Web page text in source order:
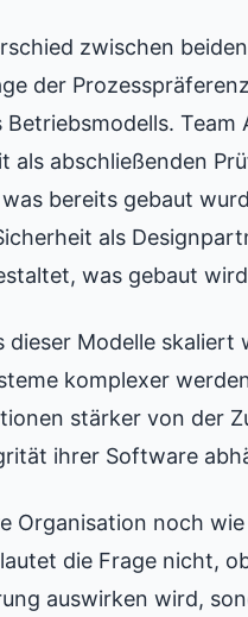
zwischen
der
Betriebsmodells. Team
als abschließenden
bereits gebaut
als
was gebaut
dieser Modelle skaliert
komplexer
stärker von der
ihrer Software
Organisation noch wie
die Frage nicht,
auswirken wird,